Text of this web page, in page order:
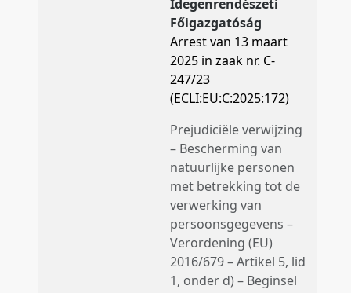
Idegenrendészeti
Főigazgatóság
Arrest van 13 maart
2025 in zaak nr. C-
247/23
(ECLI:EU:C:2025:172)
Prejudiciële verwijzing
– Bescherming van
natuurlijke personen
met betrekking tot de
verwerking van
persoonsgegevens –
Verordening (EU)
2016/679 – Artikel 5, lid
1, onder d) – Beginsel